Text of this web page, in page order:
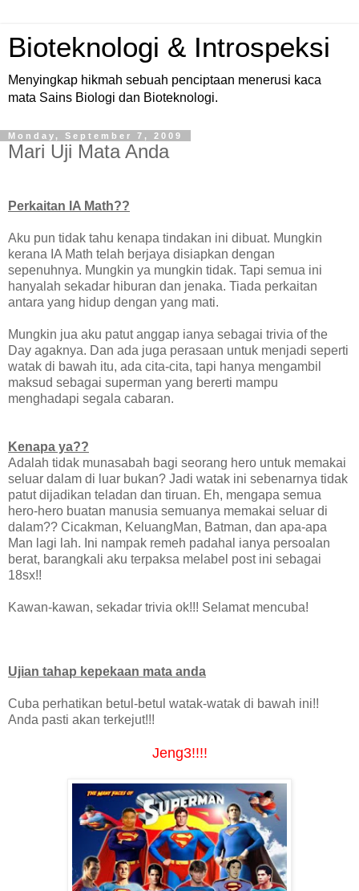
Bioteknologi & Introspeksi
Menyingkap hikmah sebuah penciptaan menerusi kaca
mata Sains Biologi dan Bioteknologi.
Monday, September 7, 2009
Mari Uji Mata Anda
Perkaitan IA Math??
Aku pun tidak tahu kenapa tindakan ini dibuat. Mungkin
kerana IA Math telah berjaya disiapkan dengan
sepenuhnya. Mungkin ya mungkin tidak. Tapi semua ini
hanyalah sekadar hiburan dan jenaka. Tiada perkaitan
antara yang hidup dengan yang mati.
Mungkin jua aku patut anggap ianya sebagai trivia of the
Day agaknya. Dan ada juga perasaan untuk menjadi seperti
watak di bawah itu, ada cita-cita, tapi hanya mengambil
maksud sebagai superman yang bererti mampu
menghadapi segala cabaran.
Kenapa ya??
Adalah tidak munasabah bagi seorang hero untuk memakai
seluar dalam di luar bukan? Jadi watak ini sebenarnya tidak
patut dijadikan teladan dan tiruan. Eh, mengapa semua
hero-hero buatan manusia semuanya memakai seluar di
dalam?? Cicakman, KeluangMan, Batman, dan apa-apa
Man lagi lah. Ini nampak remeh padahal ianya persoalan
berat, barangkali aku terpaksa melabel post ini sebagai
18sx!!
Kawan-kawan, sekadar trivia ok!!! Selamat mencuba!
Ujian tahap kepekaan mata anda
Cuba perhatikan betul-betul watak-watak di bawah ini!!
Anda pasti akan terkejut!!!
Jeng3!!!!